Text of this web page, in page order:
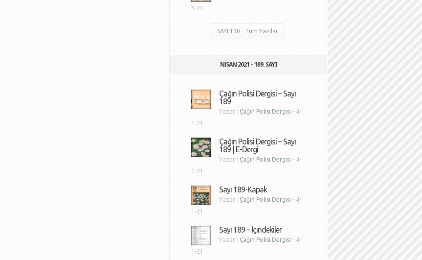
3-21
SAYI 190 - Tüm Yazılar
NISAN 2021 – 189. SAYI
Çağın Polisi Dergisi – Sayı
189
Yazar : Çağın Polisi Dergisi - 4-
1-21
Çağın Polisi Dergisi – Sayı
189 | E-Dergi
Yazar : Çağın Polisi Dergisi - 4-
1-21
Sayı 189-Kapak
Yazar : Çağın Polisi Dergisi - 4-
1-21
Sayı 189 – İçindekiler
Yazar : Çağın Polisi Dergisi - 4-
1-21